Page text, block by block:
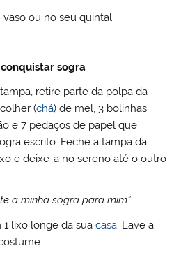
ou no seu quintal.
sogra
retire parte da polpa da
(chá) de mel, 3 bolinhas
e 7 pedaços de papel que
escrito. Feche a tampa da
e deixe-a no sereno até o outro
a minha sogra para mim”.
1 lixo longe da suacasa. Lave a